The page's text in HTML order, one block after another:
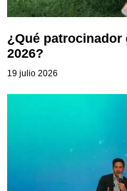
¿Qué patrocinador
2026?
19 julio 2026